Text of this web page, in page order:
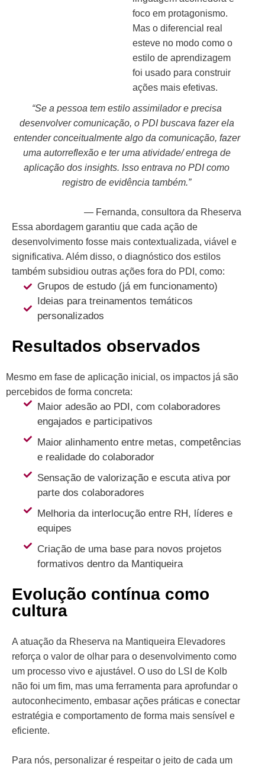
foco em protagonismo.
Mas o diferencial real
esteve no modo como o
estilo de aprendizagem
foi usado para construir
ações mais efetivas.
“Se a pessoa tem estilo assimilador e precisa
desenvolver comunicação, o PDI buscava fazer ela
entender conceitualmente algo da comunicação, fazer
uma autorreflexão e ter uma atividade/ entrega de
aplicação dos insights. Isso entrava no PDI como
registro de evidência também.”
— Fernanda, consultora da Rheserva
Essa abordagem garantiu que cada ação de
desenvolvimento fosse mais contextualizada, viável e
significativa. Além disso, o diagnóstico dos estilos
também subsidiou outras ações fora do PDI, como:
Grupos de estudo (já em funcionamento)
Ideias para treinamentos temáticos
personalizados
Resultados observados
Mesmo em fase de aplicação inicial, os impactos já são
percebidos de forma concreta:
Maior adesão ao PDI, com colaboradores
engajados e participativos
Maior alinhamento entre metas, competências
e realidade do colaborador
Sensação de valorização e escuta ativa por
parte dos colaboradores
Melhoria da interlocução entre RH, líderes e
equipes
Criação de uma base para novos projetos
formativos dentro da Mantiqueira
Evolução contínua como
cultura
A atuação da Rheserva na Mantiqueira Elevadores
reforça o valor de olhar para o desenvolvimento como
um processo vivo e ajustável. O uso do LSI de Kolb
não foi um fim, mas uma ferramenta para aprofundar o
autoconhecimento, embasar ações práticas e conectar
estratégia e comportamento de forma mais sensível e
eficiente.
Para nós, personalizar é respeitar o jeito de cada um